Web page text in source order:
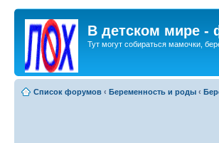
В детском мире -
Тут могут собираться мамочки,
Список форумов ‹ Беременность и роды ‹